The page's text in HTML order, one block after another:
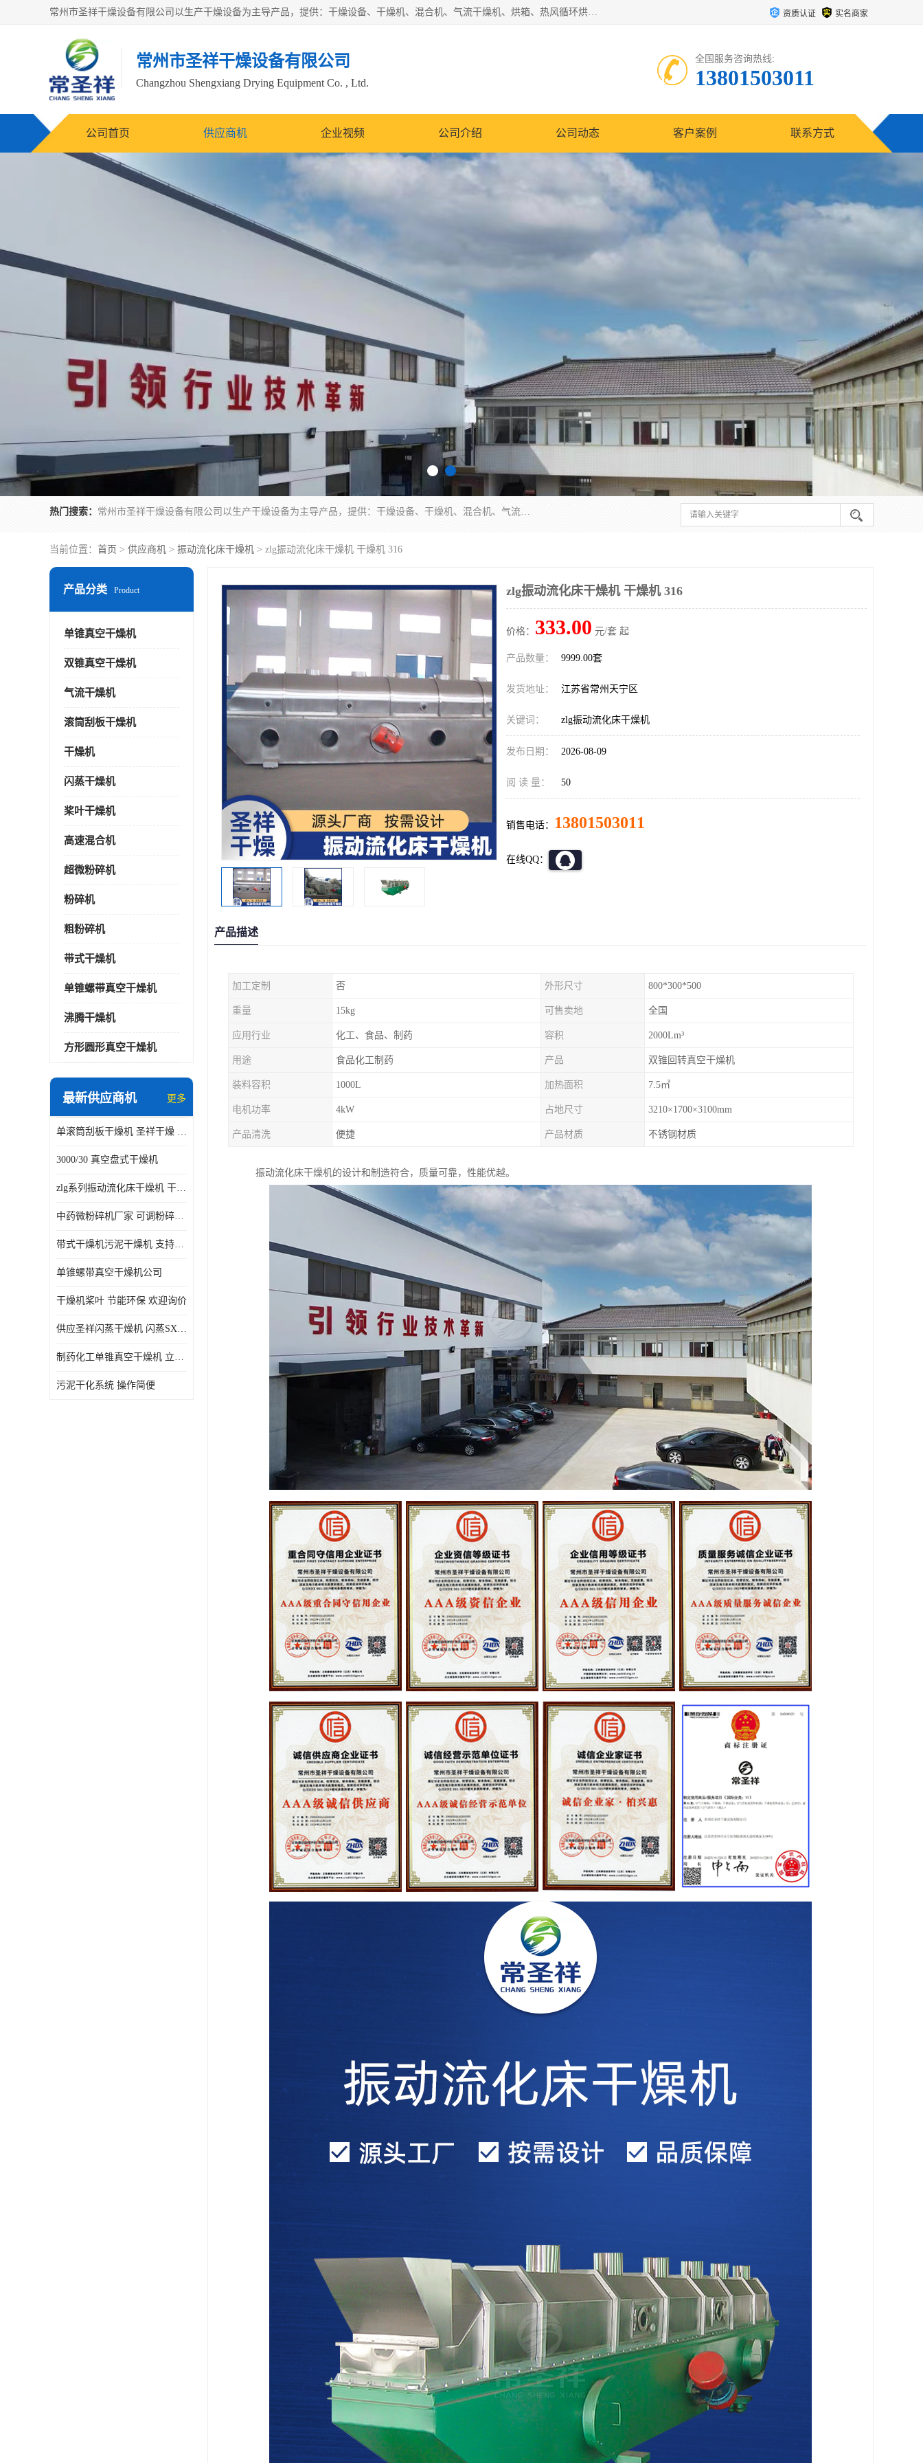
常州市圣祥干燥设备有限公司以生产干燥设备为主导产品，提供：干燥设备、干燥机、混合机、气流干燥机、烘箱、热风循环烘箱、沸腾干燥机、烘干机、喷雾干燥机等产品的生产、制造与销售服务。 资质认证 实名商家
常州市圣祥干燥设备有限公司
Changzhou Shengxiang Drying Equipment Co. , Ltd.
全国服务咨询热线:
13801503011
公司首页 供应商机 企业视频 公司介绍 公司动态 客户案例 联系方式
热门搜索： 常州市圣祥干燥设备有限公司以生产干燥设备为主导产品，提供：干燥设备、干燥机、混合机、气流干燥机、烘箱、热风循环烘箱、沸腾干燥机、烘干机、喷雾干燥机等产品的生产、制造与销售服务。
当前位置： 首页 > 供应商机 > 振动流化床干燥机 > zlg振动流化床干燥机 干燥机 316
产品分类 Product
单锥真空干燥机
双锥真空干燥机
气流干燥机
滚筒刮板干燥机
干燥机
闪蒸干燥机
桨叶干燥机
高速混合机
超微粉碎机
粉碎机
粗粉碎机
带式干燥机
单锥螺带真空干燥机
沸腾干燥机
方形圆形真空干燥机
最新供应商机 更多
单滚筒刮板干燥机 圣祥干燥 单辊
3000/30 真空盘式干燥机
zlg系列振动流化床干燥机 干燥速率 粉体干燥
中药微粉碎机厂家 可调粉碎粒度
带式干燥机污泥干燥机 支持定制 价格优惠
单锥螺带真空干燥机公司
干燥机桨叶 节能环保 欢迎询价
供应圣祥闪蒸干燥机 闪蒸SXG-16型干燥机
制药化工单锥真空干燥机 立式锥形螺带搅拌式真空烘干机
污泥干化系统 操作简便
zlg振动流化床干燥机 干燥机 316
价格： 333.00 元/套 起
产品数量： 9999.00套
发货地址： 江苏省常州天宁区
关键词： zlg振动流化床干燥机
发布日期： 2026-08-09
阅 读 量： 50
销售电话： 13801503011
在线QQ：
产品描述
加工定制 否 外形尺寸 800*300*500
重量 15kg 可售卖地 全国
应用行业 化工、食品、制药 容积 2000Lm³
用途 食品化工制药 产品 双锥回转真空干燥机
装料容积 1000L 加热面积 7.5㎡
电机功率 4kW 占地尺寸 3210×1700×3100mm
产品清洗 便捷 产品材质 不锈钢材质
振动流化床干燥机的设计和制造符合，质量可靠，性能优越。